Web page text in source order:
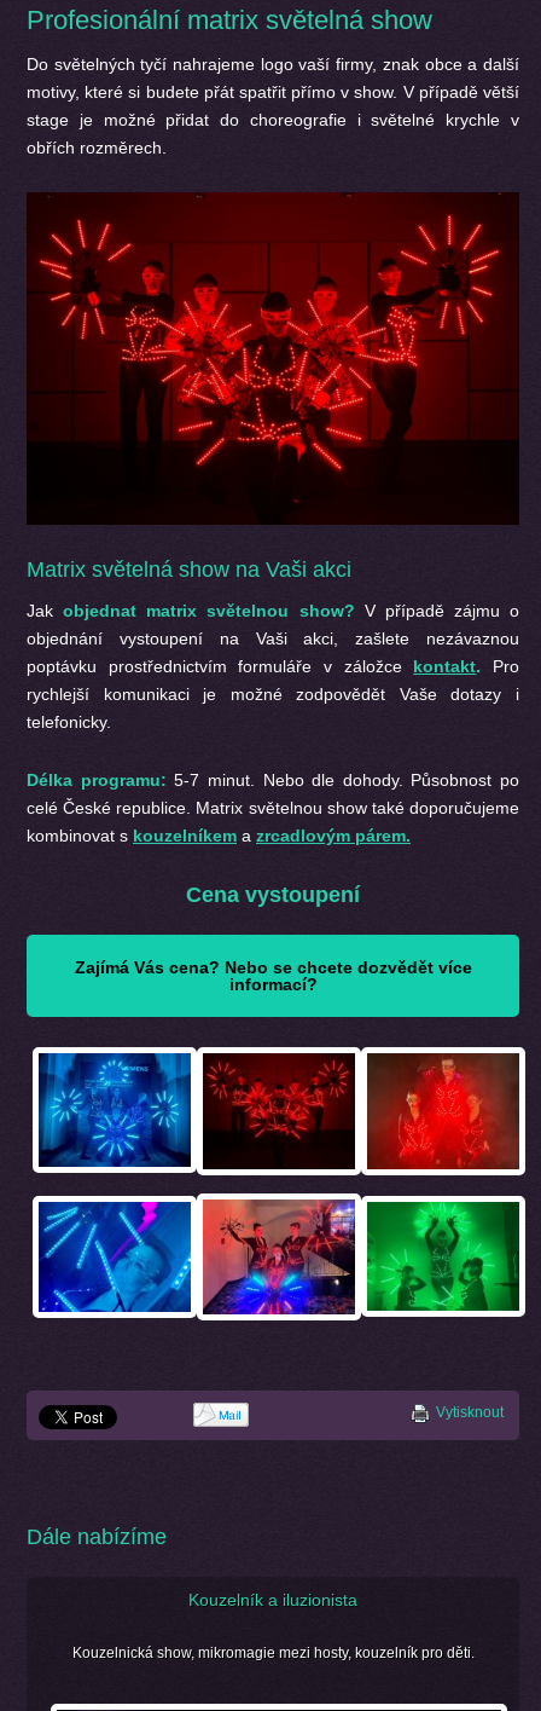
Profesionální matrix světelná show
Do světelných tyčí nahrajeme logo vaší firmy, znak obce a další
motivy, které si budete přát spatřit přímo v show. V případě větší
stage je možné přidat do choreografie i světelné krychle v
obřích rozměrech.
Matrix světelná show na Vaši akci
Jakobjednat matrix světelnou show? V případě zájmu o
objednání vystoupení na Vaši akci, zašlete nezávaznou
poptávku prostřednictvím formuláře v záložce kontakt. Pro
rychlejší komunikaci je možné zodpovědět Vaše dotazy i
telefonicky.
Délka programu: 5-7 minut. Nebo dle dohody. Působnost po
celé České republice. Matrix světelnou show také doporučujeme
kombinovat s kouzelníkem a zrcadlovým párem.
Cena vystoupení
Zajímá Vás cena? Nebo se chcete dozvědět více
informací?
Vytisknout
Dále nabízíme
Kouzelník a iluzionista
Kouzelnická show, mikromagie mezi hosty, kouzelník pro děti.